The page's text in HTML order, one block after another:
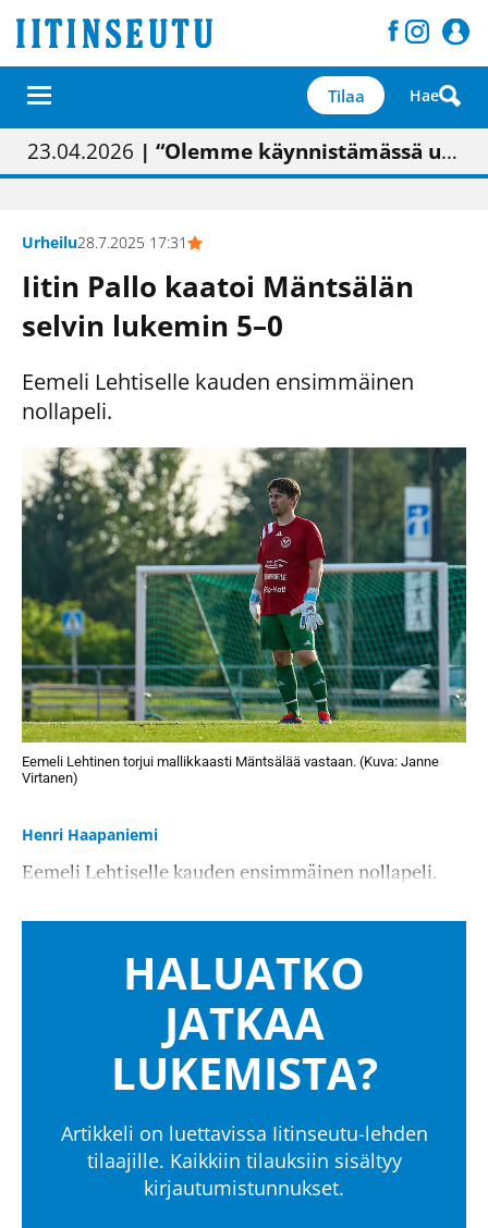
Tilaa Hae
01.02.2026 | Painon vaihtumisen pitäisi näkyä hieman parempana painojäljen laatuna lehdessä
05.02.2026 | Uudistettu kunnantalo on valoisa
23.04.2026 | “Olemme käynnistämässä uudelleen keskustavisiotyön”
09.05.2026| "Maalla on totuttu elämään omavaraisemmin kuin kaupungissa"
Urheilu28.7.2025 17:31
Iitin Pallo kaatoi Mäntsälän
selvin lukemin 5–0
Eemeli Lehtiselle kauden ensimmäinen
nollapeli.
Eemeli Lehtinen torjui mallikkaasti Mäntsälää vastaan. (Kuva: Janne
Virtanen)
Henri Haapaniemi
Eemeli Lehtiselle kauden ensimmäinen nollapeli.
HALUATKO
JATKAA
LUKEMISTA?
Artikkeli on luettavissa Iitinseutu-lehden
tilaajille. Kaikkiin tilauksiin sisältyy
kirjautumistunnukset.